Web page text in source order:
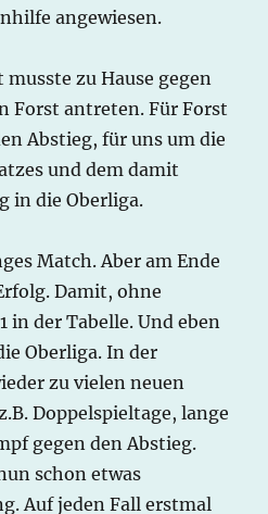
angewiesen.
musste zu Hause gegen
Forst antreten. Für Forst
Abstieg, für uns um die
und dem damit
in die Oberliga.
Match. Aber am Ende
Damit, ohne
in der Tabelle. Und eben
Oberliga. In der
zu vielen neuen
Doppelspieltage, lange
gegen den Abstieg.
schon etwas
Auf jeden Fall erstmal